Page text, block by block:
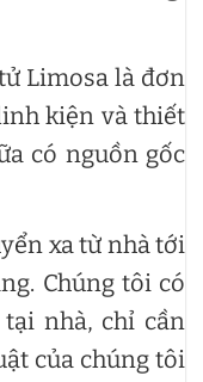
Limosa là đơn
kiện và thiết
có nguồn gốc
xa từ nhà tới
Chúng tôi có
nhà, chỉ cần
của chúng tôi